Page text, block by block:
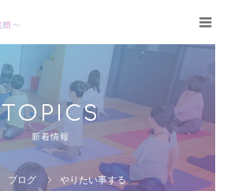
TOPICS
新着情報
ブログ やりたい事する